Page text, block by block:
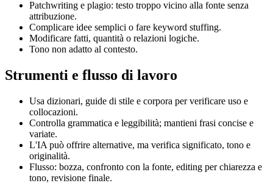
Patchwriting e plagio: testo troppo vicino alla fonte senza
attribuzione.
Complicare idee semplici o fare keyword stuffing.
Modificare fatti, quantità o relazioni logiche.
Tono non adatto al contesto.
Strumenti e flusso di lavoro
Usa dizionari, guide di stile e corpora per verificare uso e
collocazioni.
Controlla grammatica e leggibilità; mantieni frasi concise e
variate.
L'IA può offrire alternative, ma verifica significato, tono e
originalità.
Flusso: bozza, confronto con la fonte, editing per chiarezza e
tono, revisione finale.